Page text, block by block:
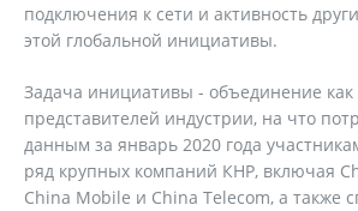
подключения к сети и активность
этой глобальной инициативы.
Задача инициативы - объединение
представителей индустрии, на что
данным за январь 2020 года
ряд крупных компаний КНР, включая
China Mobile и China Telecom, а также